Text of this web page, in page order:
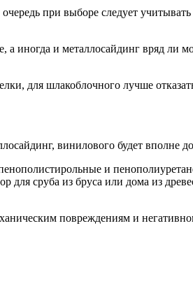
при выборе следует
иногда и металлосайдинг вряд ли
для шлакоблочного лучше
винилового будет вполне
и
сруба из бруса или дома из
повреждениям и